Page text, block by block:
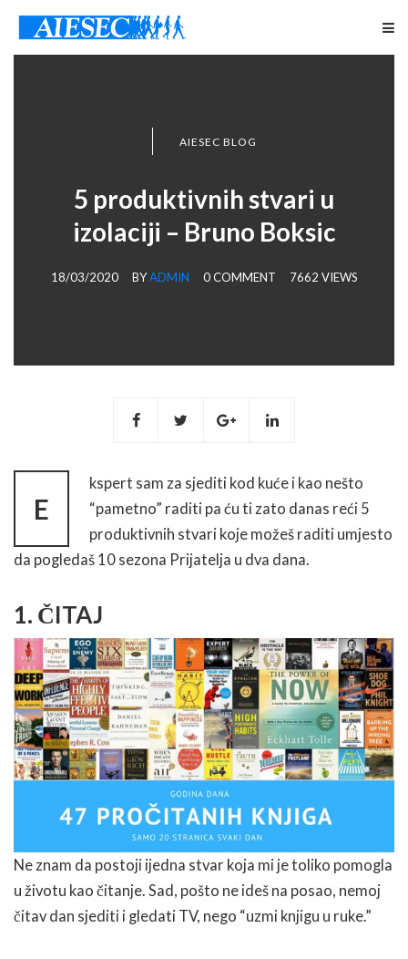
AIESEC BLOG
5 produktivnih stvari u
izolaciji – Bruno Boksic
18/03/2020 BYADMIN 0 COMMENT 7662 VIEWS
E
kspert sam za sjediti kod kuće i kao nešto
“pametno” raditi pa ću ti zato danas reći 5
produktivnih stvari koje možeš raditi umjesto
da pogledaš 10 sezona Prijatelja u dva dana.
1. ČITAJ
Ne znam da postoji ijedna stvar koja mi je toliko pomogla
u životu kao čitanje. Sad, pošto ne ideš na posao, nemoj
čitav dan sjediti i gledati TV, nego “uzmi knjigu u ruke.”